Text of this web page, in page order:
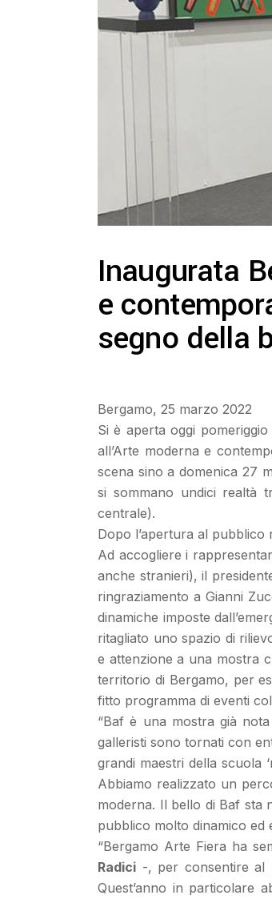
Inaugurata
e
segno della
Bergamo, 25 marzo 2022
Si è aperta oggi
all’Arte moderna e
scena sino a domenica 27
si sommano undici realtà
centrale).
Dopo l’apertura al pubblico
Ad accogliere i
anche stranieri), il
ringraziamento a Gianni
dinamiche imposte
ritagliato uno spazio di
e attenzione a una mostra
territorio di Bergamo, per
fitto programma di eventi
“Baf è una mostra già
galleristi sono tornati con
grandi maestri della scuola
Abbiamo realizzato un
moderna. Il bello di Baf sta
pubblico molto dinamico ed
“Bergamo Arte Fiera ha
Radici -, per consentire al
Quest’anno in particolare